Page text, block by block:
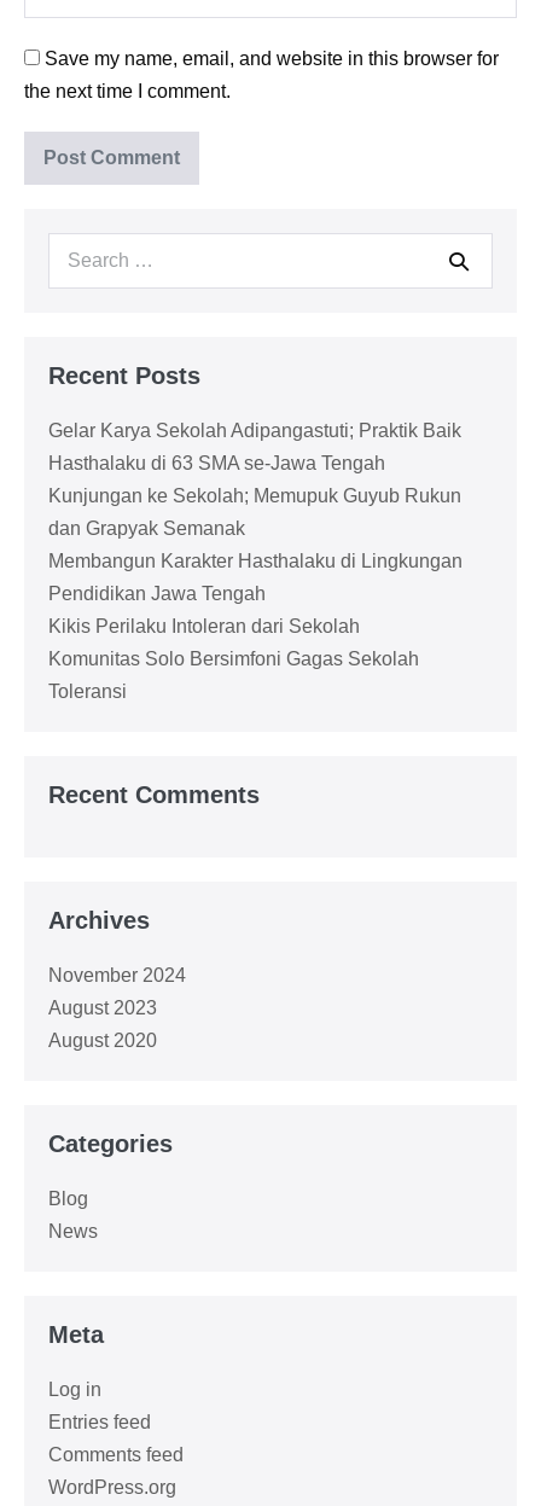
Save my name, email, and website in this browser for
the next time I comment.
Recent Posts
Gelar Karya Sekolah Adipangastuti; Praktik Baik
Hasthalaku di 63 SMA se-Jawa Tengah
Kunjungan ke Sekolah; Memupuk Guyub Rukun
dan Grapyak Semanak
Membangun Karakter Hasthalaku di Lingkungan
Pendidikan Jawa Tengah
Kikis Perilaku Intoleran dari Sekolah
Komunitas Solo Bersimfoni Gagas Sekolah
Toleransi
Recent Comments
Archives
November 2024
August 2023
August 2020
Categories
Blog
News
Meta
Log in
Entries feed
Comments feed
WordPress.org